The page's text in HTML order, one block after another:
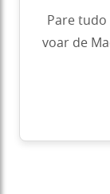
Pare
voar de